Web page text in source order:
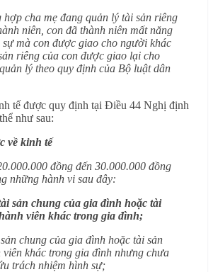
cha mẹ đang quản lý tài sản riêng
niên, con đã thành niên mất năng
mà con được giao cho người khác
riêng của con được giao lại cho
lý theo quy định của Bộ luật dân
tế được quy định tại Điều 44 Nghị định
như sau:
về kinh tế
đồng đến 30.000.000 đồng
những hành vi sau đây:
sản chung của gia đình hoặc tài
viên khác trong gia đình;
chung của gia đình hoặc tài sản
viên khác trong gia đình nhưng chưa
trách nhiệm hình sự;